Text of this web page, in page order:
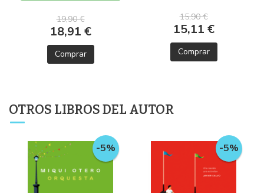
19,90 €
18,91 €
Comprar
15,90 €
15,11 €
Comprar
OTROS LIBROS DEL AUTOR
-5% -5%